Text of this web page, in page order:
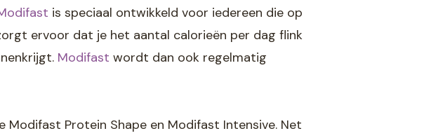
is speciaal ontwikkeld voor iedereen die op
ervoor dat je het aantal calorieën per dag flink
Modifast wordt dan ook regelmatig
Protein Shape en Modifast Intensive. Net